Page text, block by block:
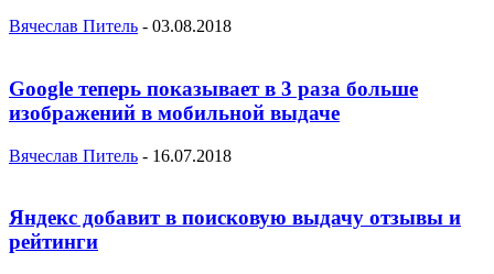
Вячеслав Питель - 03.08.2018
Google теперь показывает в 3 раза больше
изображений в мобильной выдаче
Вячеслав Питель - 16.07.2018
Яндекс добавит в поисковую выдачу отзывы и
рейтинги